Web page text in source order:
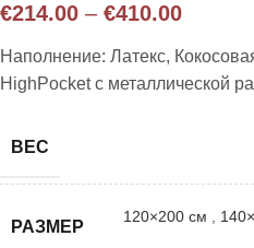
€214.00 – €410.00
Наполнение: Латекс,
HighPocket с металлической
ВЕС
РАЗМЕР
120×200 см